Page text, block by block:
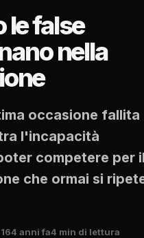
le false
nella
occasione fallita
l'incapacità
competere per
che ormai si
4 anni fa4 min di lettura